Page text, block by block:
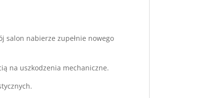
salon nabierze zupełnie nowego
na uszkodzenia mechaniczne.